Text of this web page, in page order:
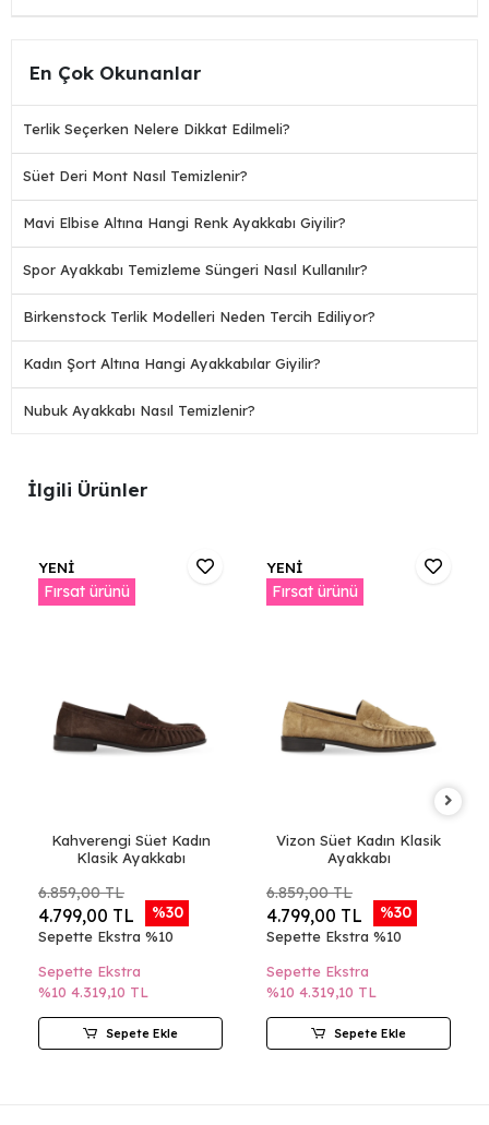
En Çok Okunanlar
Terlik Seçerken Nelere Dikkat Edilmeli?
Süet Deri Mont Nasıl Temizlenir?
Mavi Elbise Altına Hangi Renk Ayakkabı Giyilir?
Spor Ayakkabı Temizleme Süngeri Nasıl Kullanılır?
Birkenstock Terlik Modelleri Neden Tercih Ediliyor?
Kadın Şort Altına Hangi Ayakkabılar Giyilir?
Nubuk Ayakkabı Nasıl Temizlenir?
İlgili Ürünler
YENİ
Fırsat ürünü
Kahverengi Süet Kadın
Klasik Ayakkabı
6.859,00 TL
4.799,00 TL %30
Sepette Ekstra %10
Sepette Ekstra
%10 4.319,10 TL
Sepete Ekle
YENİ
Fırsat ürünü
Vizon Süet Kadın Klasik
Ayakkabı
6.859,00 TL
4.799,00 TL %30
Sepette Ekstra %10
Sepette Ekstra
%10 4.319,10 TL
Sepete Ekle